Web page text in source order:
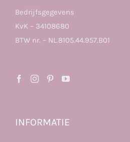
Bedrijfsgegevens
KvK – 34108680
BTW nr. – NL.8105.44.957.B01
INFORMATIE